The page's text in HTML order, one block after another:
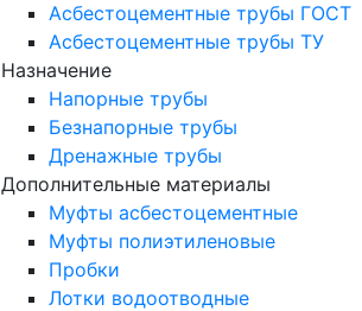
Асбестоцементные трубы ГОСТ
Асбестоцементные трубы ТУ
Назначение
Напорные трубы
Безнапорные трубы
Дренажные трубы
Дополнительные материалы
Муфты асбестоцементные
Муфты полиэтиленовые
Пробки
Лотки водоотводные